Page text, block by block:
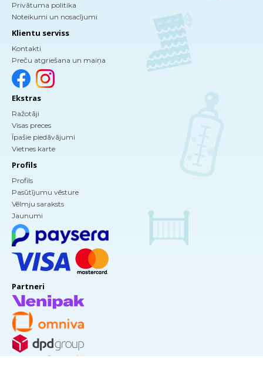
Privātuma politika
Noteikumi un nosacījumi
Klientu serviss
Kontakti
Preču atgriešana un maiņa
Ekstras
Ražotāji
Visas preces
Īpašie piedāvājumi
Vietnes karte
Profils
Profils
Pasūtījumu vēsture
Vēlmju saraksts
Jaunumi
Partneri